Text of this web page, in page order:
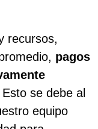
recursos,
pagos
se debe al
equipo